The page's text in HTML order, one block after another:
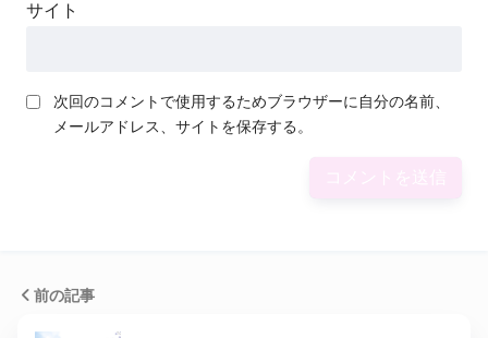
サイト
次回のコメントで使用するためブラウザーに自分の名前、
メールアドレス、サイトを保存する。
前の記事